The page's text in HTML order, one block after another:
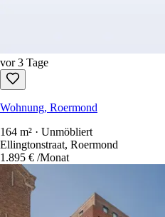
vor 3 Tage
Wohnung, Roermond
164 m² · Unmöbliert
Ellingtonstraat, Roermond
1.895 € /Monat